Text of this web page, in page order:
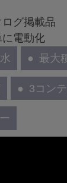
グ掲載品
電動化
最大
3コン